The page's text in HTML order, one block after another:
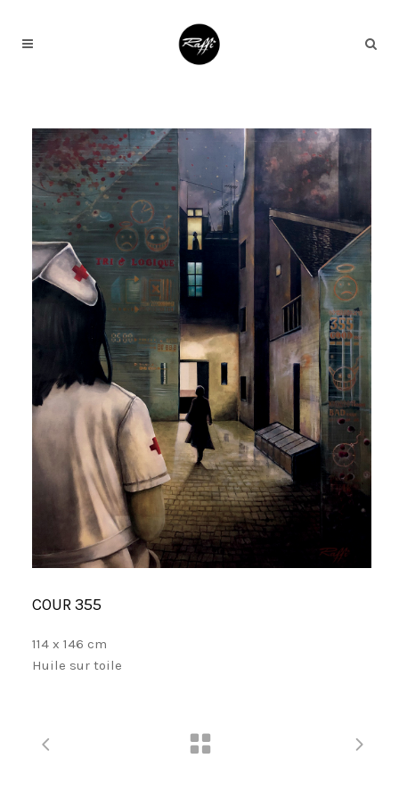
COUR 355
114 x 146 cm
Huile sur toile